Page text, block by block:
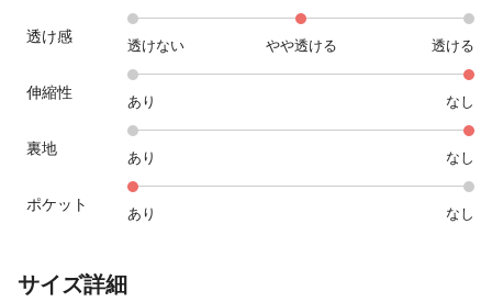
透け感
透けない やや透ける 透ける
伸縮性
あり なし
裏地
あり なし
ポケット
あり なし
サイズ詳細